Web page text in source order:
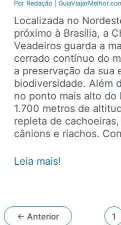
Por Redação |
Localizada no
próximo à Brasília, a
Veadeiros guarda a
cerrado contínuo do
a preservação da sua
biodiversidade. Além
no ponto mais alto do
1.700 metros de
repleta de
cânions e riachos.
Chapada
chegar,
Leia mais!
Paginação
← Anterior 1